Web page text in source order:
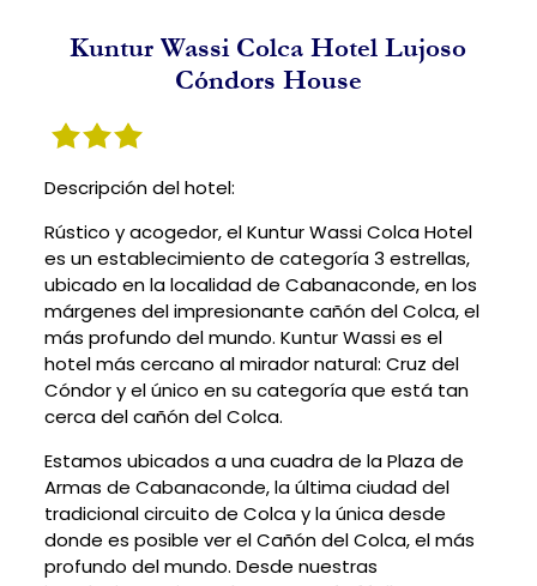
navegación
Kuntur Wassi Colca Hotel Lujoso
Cóndors House
Descripción del hotel:
Rústico y acogedor, el Kuntur Wassi Colca Hotel
es un establecimiento de categoría 3 estrellas,
ubicado en la localidad de Cabanaconde, en los
márgenes del impresionante cañón del Colca, el
más profundo del mundo. Kuntur Wassi es el
hotel más cercano al mirador natural: Cruz del
Cóndor y el único en su categoría que está tan
cerca del cañón del Colca.
Estamos ubicados a una cuadra de la Plaza de
Armas de Cabanaconde, la última ciudad del
tradicional circuito de Colca y la única desde
donde es posible ver el Cañón del Colca, el más
profundo del mundo. Desde nuestras